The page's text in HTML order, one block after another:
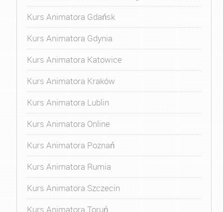
Kurs Animatora Gdańsk
Kurs Animatora Gdynia
Kurs Animatora Katowice
Kurs Animatora Kraków
Kurs Animatora Lublin
Kurs Animatora Online
Kurs Animatora Poznań
Kurs Animatora Rumia
Kurs Animatora Szczecin
Kurs Animatora Toruń